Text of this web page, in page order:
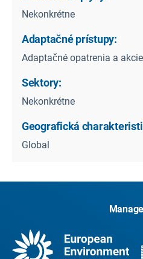
Nekonkrétne
Adaptačné prístupy:
Adaptačné opatrenia a
Sektory:
Nekonkrétne
Geografická
Global